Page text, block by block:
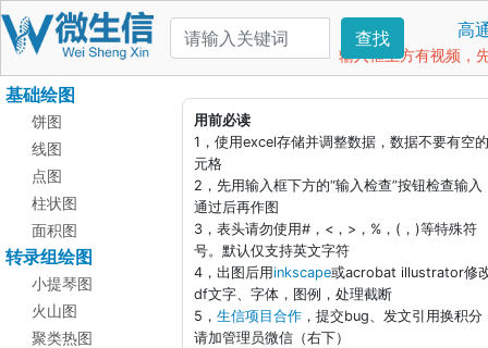
查找 高
输入框上方有视频，
基础绘图
饼图
线图
点图
柱状图
面积图
转录组绘图
小提琴图
火山图
聚类热图
用前必读
1，使用excel存储并调整数据，数据不要有空
元格
2，先用输入框下方的“输入检查”按钮检查输入
通过后再作图
3，表头请勿使用#，<，>，%，(，)等特殊符
号。默认仅支持英文字符
4，出图后用inkscape或acrobat illustrator修
df文字、字体，图例，处理截断
5， 生信项目合作 ，提交bug、发文引用换积分
请加管理员微信（右下）